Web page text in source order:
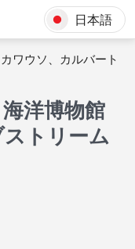
日本語
カワウソ、カルバート
洋博物館
トリーム